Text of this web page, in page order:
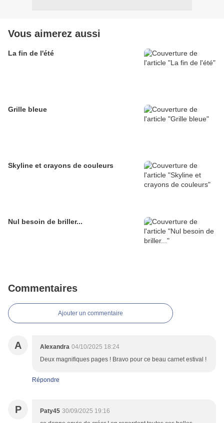
Vous aimerez aussi
La fin de l'été
Grille bleue
Skyline et crayons de couleurs
Nul besoin de briller...
Commentaires
Ajouter un commentaire
A Alexandra 04/10/2025 18:24
Deux magnifiques pages ! Bravo pour ce beau carnet estival !
Répondre
P Paty45 30/09/2025 19:16